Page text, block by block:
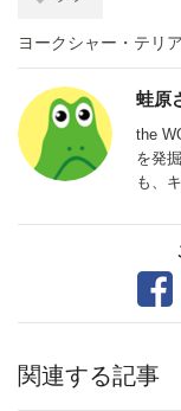
ヨークシャー・テリア
蛙原
the
を発
も、
関連する記事